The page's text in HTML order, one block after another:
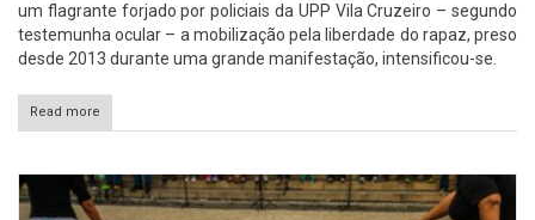
um flagrante forjado por policiais da UPP Vila Cruzeiro – segundo
testemunha ocular – a mobilização pela liberdade do rapaz, preso
desde 2013 durante uma grande manifestação, intensificou-se.
Read more